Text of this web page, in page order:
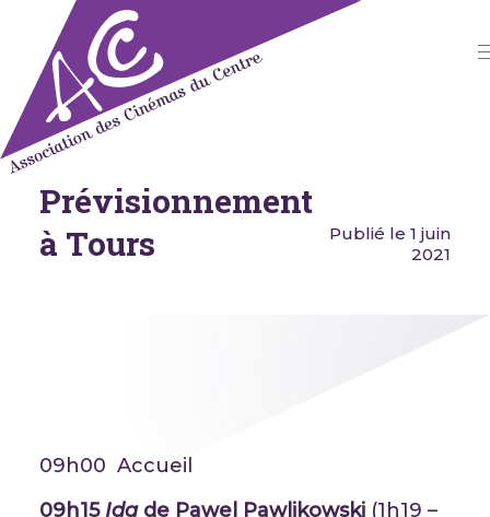
content
Association des Cinémas du
Centre
Prévisionnement
à Tours
Publié le 1 juin
2021
09h00 Accueil
09h15 Idade Pawel Pawlikowski (1h19 –